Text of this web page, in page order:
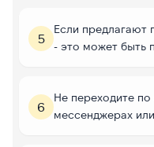
5
Если
- это может быть
6
Не переходите
мессенджерах